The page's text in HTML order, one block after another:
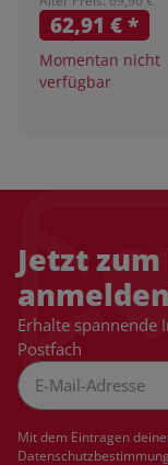
62,91 €*
Momentan nicht
verfügbar
Jetzt
Erhalte spannende
Postfach
Mit dem Eintragen